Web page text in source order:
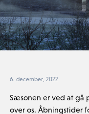
6. december, 2022
Sæsonen er ved at
over os. Åbningstider